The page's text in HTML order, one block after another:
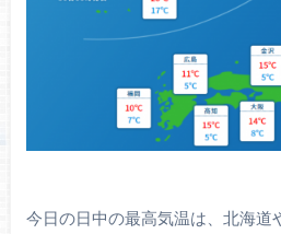
今日の日中の最高気温は、北海道